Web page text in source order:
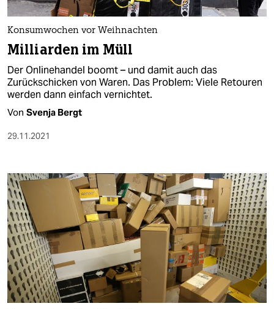
nord
wahrheit
verlag
verlag
veranstaltungen
fragen & hilfe
unterstützen
abo
genossenschaft
epaper login
Konsumwochen vor Weihnachten
Milliarden im Müll
Der Onlinehandel boomt – und damit auch das
Zurückschicken von Waren. Das Problem: Viele Retouren
werden dann einfach vernichtet.
Von Svenja Bergt
29.11.2021